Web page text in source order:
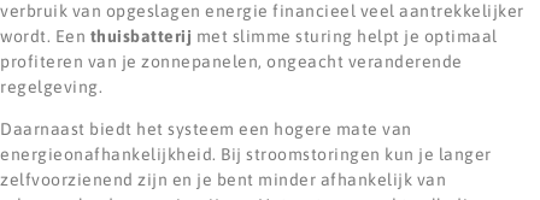
verbruik van opgeslagen energie financieel veel aantrekkelijker
wordt. Een thuisbatterij met slimme sturing helpt je optimaal
profiteren van je zonnepanelen, ongeacht veranderende
regelgeving.
Daarnaast biedt het systeem een hogere mate van
energieonafhankelijkheid. Bij stroomstoringen kun je langer
zelfvoorzienend zijn en je bent minder afhankelijk van